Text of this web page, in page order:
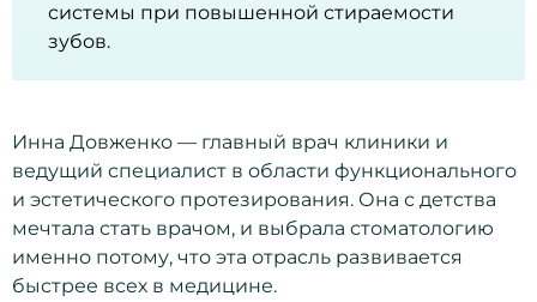
системы при повышенной стираемости
зубов.
Инна Довженко — главный врач клиники и
ведущий специалист в области функционального
и эстетического протезирования. Она с детства
мечтала стать врачом, и выбрала стоматологию
именно потому, что эта отрасль развивается
быстрее всех в медицине.